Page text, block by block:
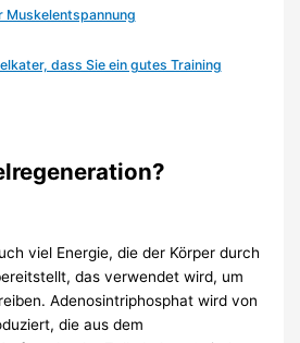
Muskelentspannung
dass Sie ein gutes Training
viel Energie, die der Körper durch
das verwendet wird, um
Adenosintriphosphat wird von
die aus dem